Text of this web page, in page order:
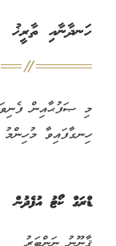
ހަނދާނާއި ތާރީޚު
މި ޞަފުޙާއިން
ހިނގާފައިވާ
ޑްރަގް ކޯޓު އުފެދުން